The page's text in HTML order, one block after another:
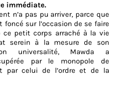
immédiate.
n’a pas pu arriver, parce que
sur l’occasion de se faire
ce petit corps arraché à la vie
serein à la mesure de son
universalité, Mawda a
par le monopole de
par celui de l’ordre et de la